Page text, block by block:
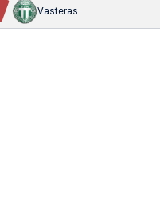
Vasteras